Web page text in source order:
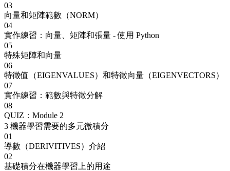
03
向量和矩陣範數（NORM）
04
實作練習：向量、矩陣和張量 - 使用 Python
05
特殊矩陣和向量
06
特徵值（EIGENVALUES）和特徵向量（EIGENVECTORS）
07
實作練習：範數與特徵分解
08
QUIZ：Module 2
3 機器學習需要的多元微積分
01
導數（DERIVITIVES）介紹
02
基礎積分在機器學習上的用途